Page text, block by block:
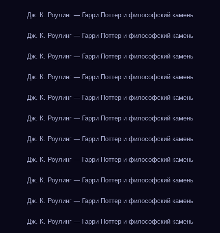
Дж. К. Роулинг — Гарри Поттер и философский камень
Дж. К. Роулинг — Гарри Поттер и философский камень
Дж. К. Роулинг — Гарри Поттер и философский камень
Дж. К. Роулинг — Гарри Поттер и философский камень
Дж. К. Роулинг — Гарри Поттер и философский камень
Дж. К. Роулинг — Гарри Поттер и философский камень
Дж. К. Роулинг — Гарри Поттер и философский камень
Дж. К. Роулинг — Гарри Поттер и философский камень
Дж. К. Роулинг — Гарри Поттер и философский камень
Дж. К. Роулинг — Гарри Поттер и философский камень
Дж. К. Роулинг — Гарри Поттер и философский камень